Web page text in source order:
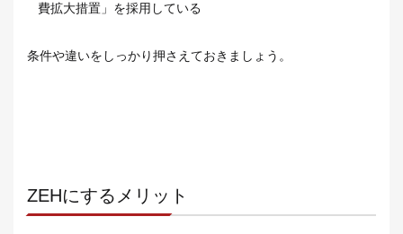
費拡大措置」を採用している
条件や違いをしっかり押さえておきましょう。
ZEHにするメリット